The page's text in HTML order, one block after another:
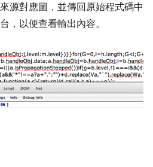
源對應圖，並傳回原始程式碼中
，以便查看輸出內容。